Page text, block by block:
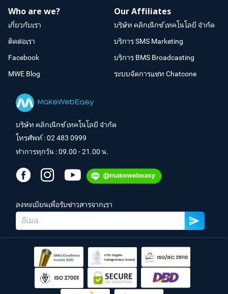
Who are we?
เกี่ยวกับเรา
ติดต่อเรา
Facebook
MWE Blog
Our Affiliates
บริษัท คลิกเน็กซ์ เทคโนโลยี จำกัด
บริการ SMS Marketing
บริการ BMS Broadcasting
ระบบจัดการแชท Chatcone
บริษัท คลิกเน็กซ์ เทคโนโลยี จำกัด
โทรศัพท์ :02 483 0999
ทำการทุกวัน : 09.00 - 21.00 น.
ลงทะเบียนเพื่อรับข่าวสารจากเรา